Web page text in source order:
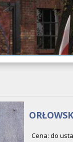
Cena: do